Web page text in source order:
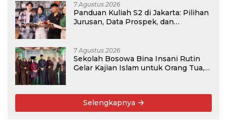
7 Agustus 2026
Panduan Kuliah S2 di Jakarta: Pilihan
Jurusan, Data Prospek, dan
7 Agustus 2026
Sekolah Bosowa Bina Insani Rutin
Gelar Kajian Islam untuk Orang Tua,
Selengkapnya